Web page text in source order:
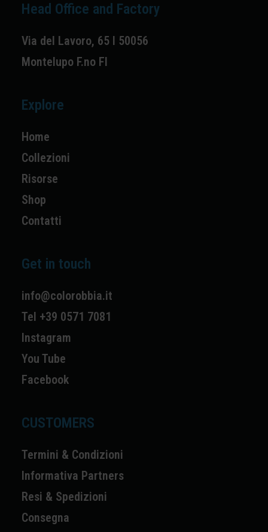
Head Office and Factory
Via del Lavoro, 65 I 50056
Montelupo F.no FI
Explore
Home
Collezioni
Risorse
Shop
Contatti
Get in touch
info@colorobbia.it
Tel +39 0571 7081
Instagram
You Tube
Facebook
CUSTOMERS
Termini & Condizioni
Informativa Partners
Resi & Spedizioni
Consegna